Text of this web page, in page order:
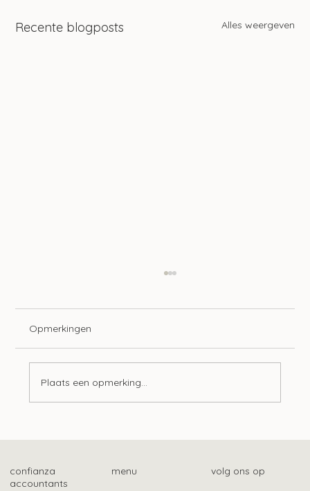
Recente blogposts Alles weergeven
Opmerkingen
Plaats een opmerking...
confianza
accountants
menu volg ons op